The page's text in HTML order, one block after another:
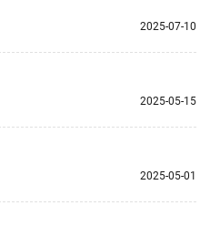
2025-07-10
2025-05-15
2025-05-01